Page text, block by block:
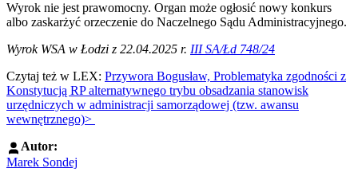
Wyrok nie jest prawomocny. Organ może ogłosić nowy konkurs
albo zaskarżyć orzeczenie do Naczelnego Sądu Administracyjnego.
Wyrok WSA w Łodzi z 22.04.2025 r. III SA/Łd 748/24
Czytaj też w LEX: Przywora Bogusław, Problematyka zgodności z
Konstytucją RP alternatywnego trybu obsadzania stanowisk
urzędniczych w administracji samorządowej (tzw. awansu
wewnętrznego)>
Autor:
Marek Sondej